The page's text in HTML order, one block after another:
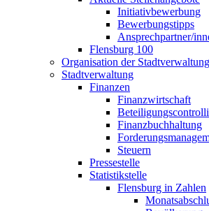
Initiativbewerbung
Bewerbungstipps
Ansprechpartner/
Flensburg 100
Organisation der Stadtverwaltung
Stadtverwaltung
Finanzen
Finanzwirtschaft
Finanzbuchhaltung
Steuern
Pressestelle
Statistikstelle
Flensburg in Zahlen